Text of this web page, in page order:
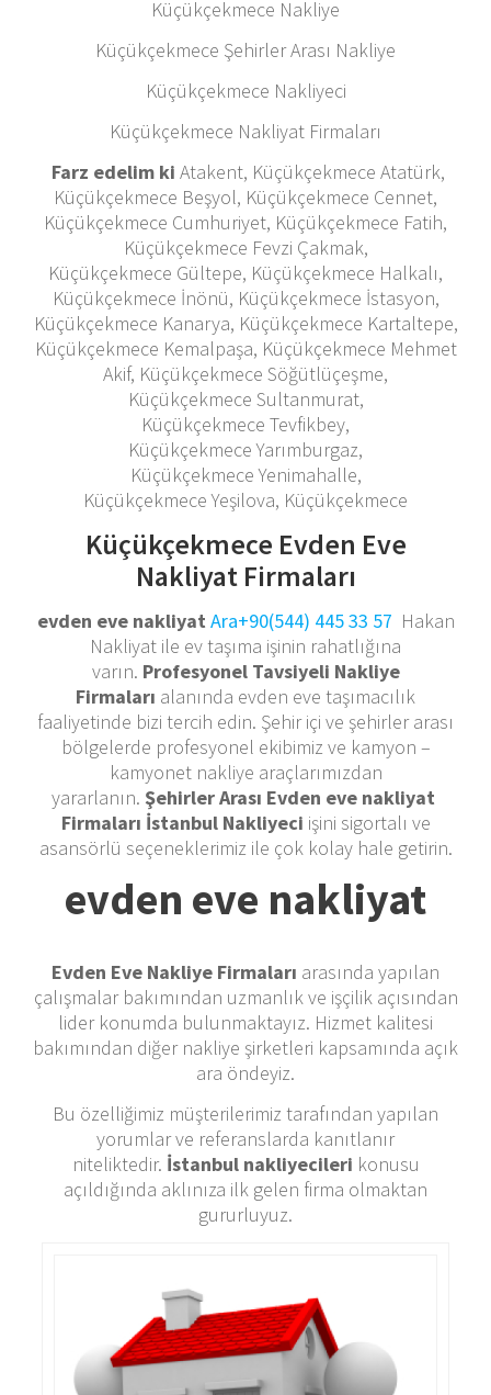
Küçükçekmece Nakliye
Küçükçekmece Şehirler Arası Nakliye
Küçükçekmece Nakliyeci
Küçükçekmece Nakliyat Firmaları
Farz edelim ki Atakent, Küçükçekmece Atatürk,
Küçükçekmece Beşyol, Küçükçekmece Cennet,
Küçükçekmece Cumhuriyet, Küçükçekmece Fatih,
Küçükçekmece Fevzi Çakmak,
Küçükçekmece Gültepe, Küçükçekmece Halkalı,
Küçükçekmece İnönü, Küçükçekmece İstasyon,
Küçükçekmece Kanarya, Küçükçekmece Kartaltepe,
Küçükçekmece Kemalpaşa, Küçükçekmece Mehmet
Akif, Küçükçekmece Söğütlüçeşme,
Küçükçekmece Sultanmurat,
Küçükçekmece Tevfikbey,
Küçükçekmece Yarımburgaz,
Küçükçekmece Yenimahalle,
Küçükçekmece Yeşilova, Küçükçekmece
Küçükçekmece Evden Eve
Nakliyat Firmaları
evden eve nakliyat Ara+90(544) 445 33 57 Hakan
Nakliyat ile ev taşıma işinin rahatlığına
varın. Profesyonel Tavsiyeli Nakliye
Firmaları alanında evden eve taşımacılık
faaliyetinde bizi tercih edin. Şehir içi ve şehirler arası
bölgelerde profesyonel ekibimiz ve kamyon –
kamyonet nakliye araçlarımızdan
yararlanın. Şehirler Arası Evden eve nakliyat
Firmaları İstanbul Nakliyeci işini sigortalı ve
asansörlü seçeneklerimiz ile çok kolay hale getirin.
evden eve nakliyat
Evden Eve Nakliye Firmaları arasında yapılan
çalışmalar bakımından uzmanlık ve işçilik açısından
lider konumda bulunmaktayız. Hizmet kalitesi
bakımından diğer nakliye şirketleri kapsamında açık
ara öndeyiz.
Bu özelliğimiz müşterilerimiz tarafından yapılan
yorumlar ve referanslarda kanıtlanır
niteliktedir. İstanbul nakliyecileri konusu
açıldığında aklınıza ilk gelen firma olmaktan
gururluyuz.